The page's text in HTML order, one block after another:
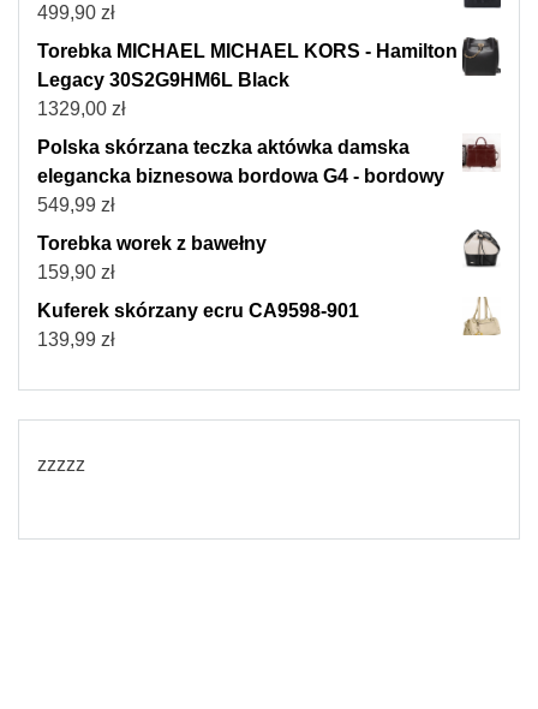
499,90 zł
Torebka MICHAEL MICHAEL KORS - Hamilton
Legacy 30S2G9HM6L Black
1329,00 zł
Polska skórzana teczka aktówka damska
elegancka biznesowa bordowa G4 - bordowy
549,99 zł
Torebka worek z bawełny
159,90 zł
Kuferek skórzany ecru CA9598-901
139,99 zł
zzzzz